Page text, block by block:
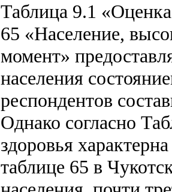
Таблица 9.1
65 «Население,
момент»
населения
респондентов
Однако согласно
здоровья
таблице 65 в